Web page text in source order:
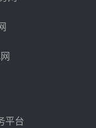
华电天山北麓基
电工程EPC总承
声波流量计采购
平台